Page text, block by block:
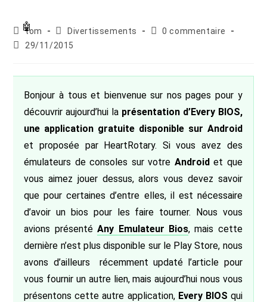
Auteur/autrice
de
tom
Post
category:
Divertissements
Commentaires
0 commentaire
Publication
29/11/2015
Bonjour à tous et bienvenue sur nos pages pour y
découvrir aujourd’hui la présentation d’Every BIOS,
une application gratuite disponible sur Android
et proposée par HeartRotary. Si vous avez des
émulateurs de consoles sur votre Androidet que
vous aimez jouer dessus, alors vous devez savoir
que pour certaines d’entre elles, il est nécessaire
d’avoir un bios pour les faire tourner. Nous vous
avions présentéAny Emulateur Bios, mais cette
dernière n’est plus disponible sur le Play Store, nous
avons d’ailleurs récemment updaté l’article pour
vous fournir un autre lien, mais aujourd’hui nous vous
présentons cette autre application, Every BIOS qui